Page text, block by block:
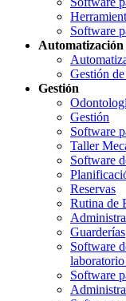
Software
Gestión
Gestión
Gestión
Software
Taller
Software
Reservas
Rutina de
Guarderías
Software
Software